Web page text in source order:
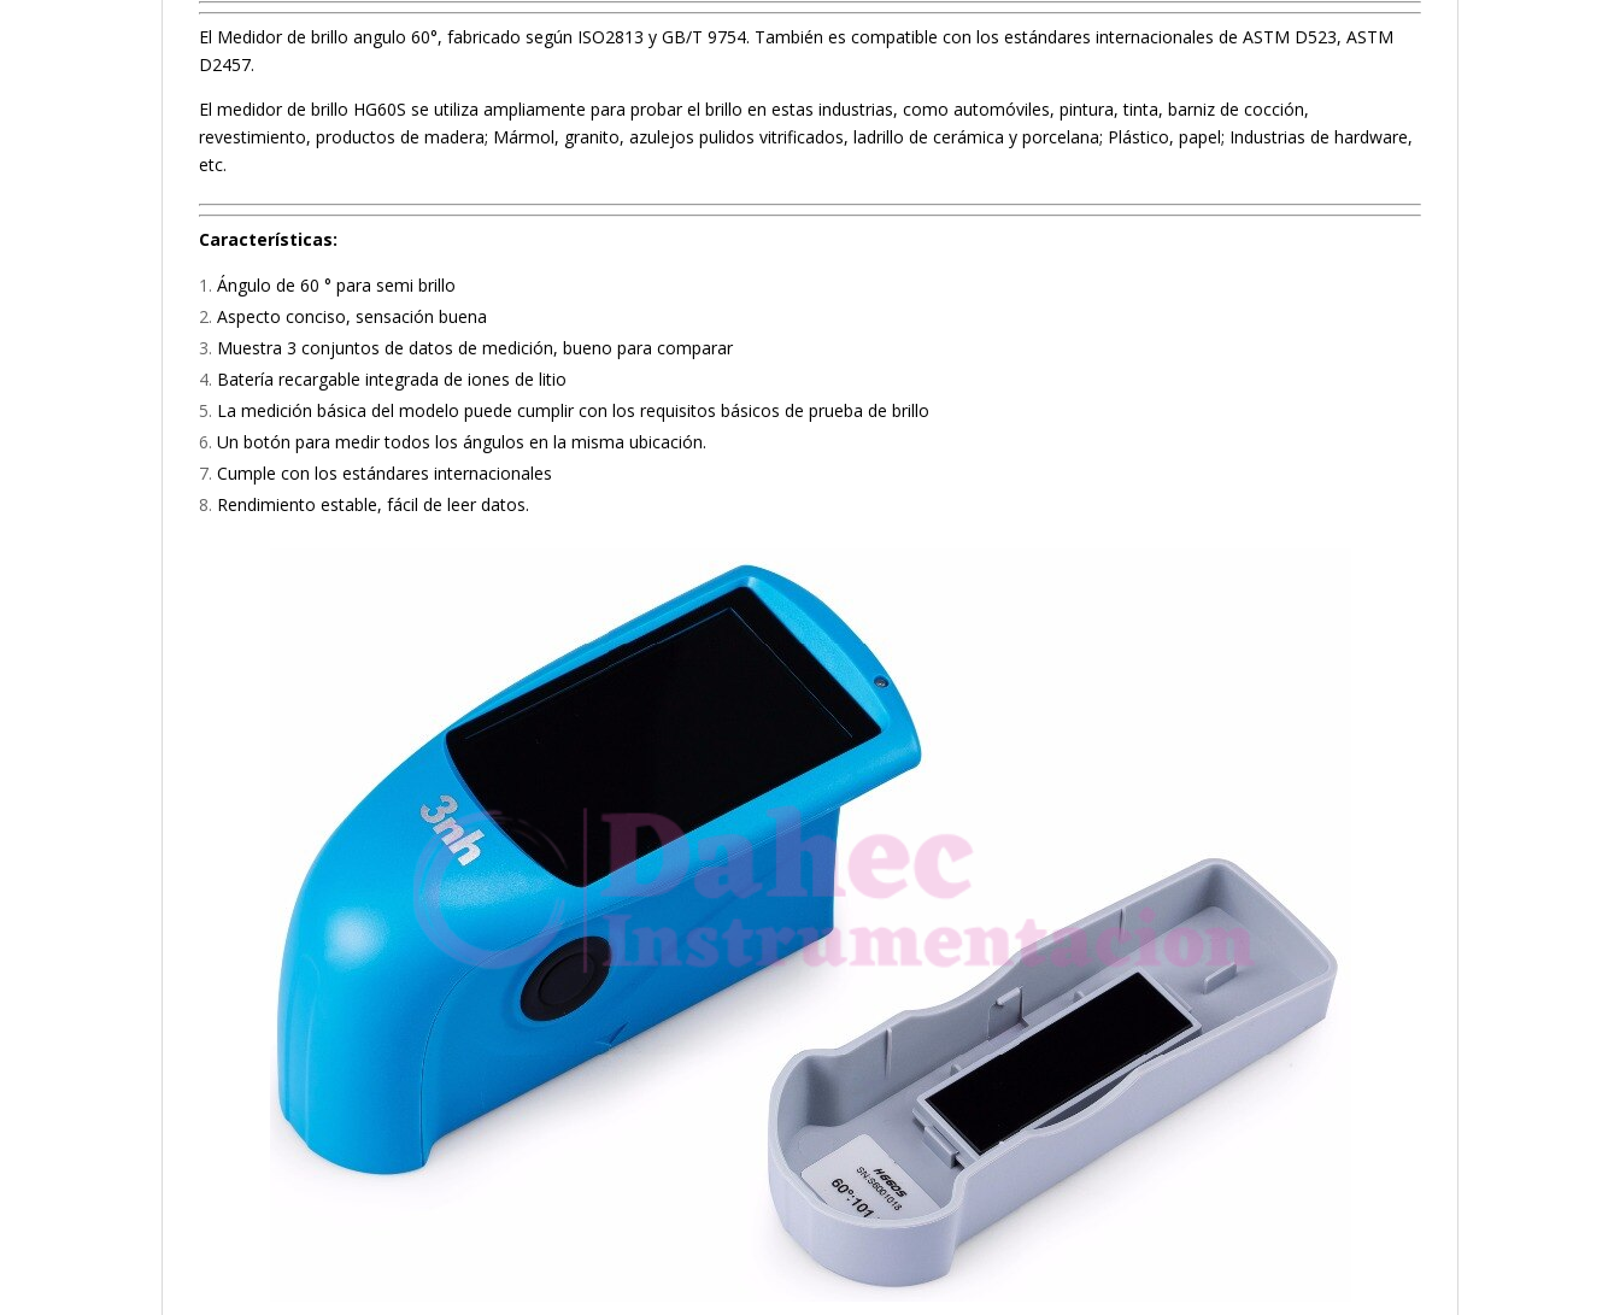
El Medidor de brillo angulo 60°, fabricado según ISO2813 y GB/T 9754. También es compatible con los estándares internacionales de ASTM D523, ASTM
D2457.
El medidor de brillo HG60S se utiliza ampliamente para probar el brillo en estas industrias, como automóviles, pintura, tinta, barniz de cocción,
revestimiento, productos de madera; Mármol, granito, azulejos pulidos vitrificados, ladrillo de cerámica y porcelana; Plástico, papel; Industrias de hardware,
etc.
Características:
Ángulo de 60 ° para semi brillo
Aspecto conciso, sensación buena
Muestra 3 conjuntos de datos de medición, bueno para comparar
Batería recargable integrada de iones de litio
La medición básica del modelo puede cumplir con los requisitos básicos de prueba de brillo
Un botón para medir todos los ángulos en la misma ubicación.
Cumple con los estándares internacionales
Rendimiento estable, fácil de leer datos.